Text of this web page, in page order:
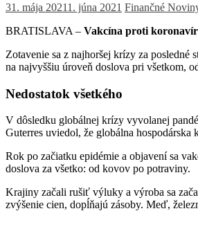
31. mája 20211. júna 2021 Finančné
BRATISLAVA – Vakcína proti
Zotavenie sa z najhoršej krízy za posledné
na najvyššiu úroveň doslova pri všetkom,
Nedostatok všetkého
V dôsledku globálnej krízy vyvolanej
Guterres uviedol, že globálna hospodárska
Rok po začiatku epidémie a objavení sa
doslova za všetko: od kovov po potraviny.
Krajiny začali rušiť výluky a výroba sa
zvýšenie cien, dopĺňajú zásoby. Meď,